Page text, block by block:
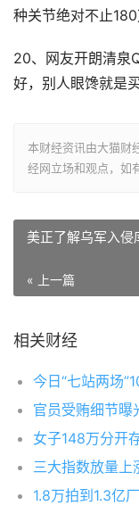
种关节绝对不止
20、网友开朗清泉
好，别人眼馋就是买
本财经资讯由大猫财
经网立场和观点，如
美正了解乌军入
« 上一篇
相关财经
今日“七站两场
官员受贿细节曝
女子148万分开
三大指数放量上
1.8万拍到1.3亿